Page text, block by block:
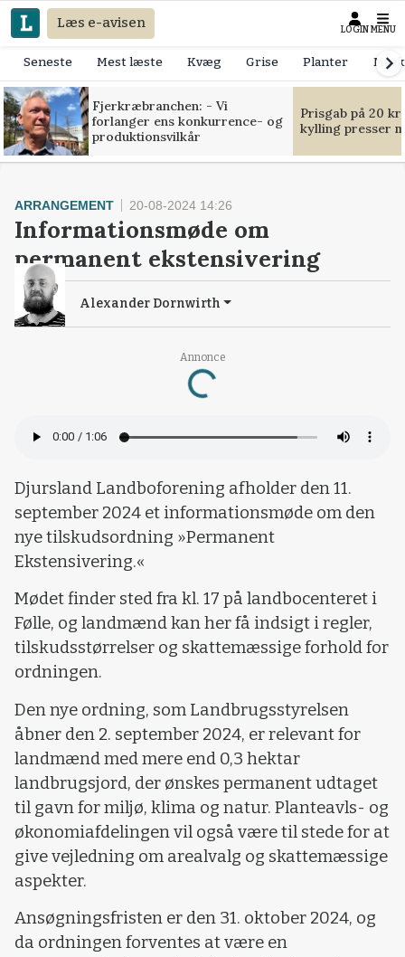
Læs e-avisen LOGIN MENU
Seneste Mest læste Kvæg Grise Planter
Fjerkræbranchen: - Vi
forlanger ens konkurrence- og
produktionsvilkår
Prisgab på 20
kylling presser
Annonce
Loading...
ARRANGEMENT 20-08-2024 14:26
Informationsmøde om
permanent ekstensivering
Alexander Dornwirth
Djursland Landboforening afholder den 11.
september 2024 et informationsmøde om den
nye tilskudsordning »Permanent
Ekstensivering.«
Mødet finder sted fra kl. 17 på landbocenteret i
Følle, og landmænd kan her få indsigt i regler,
tilskudsstørrelser og skattemæssige forhold for
ordningen.
Den nye ordning, som Landbrugsstyrelsen
åbner den 2. september 2024, er relevant for
landmænd med mere end 0,3 hektar
landbrugsjord, der ønskes permanent udtaget
til gavn for miljø, klima og natur. Planteavls- og
økonomiafdelingen vil også være til stede for at
give vejledning om arealvalg og skattemæssige
aspekter.
Ansøgningsfristen er den 31. oktober 2024, og
da ordningen forventes at være en